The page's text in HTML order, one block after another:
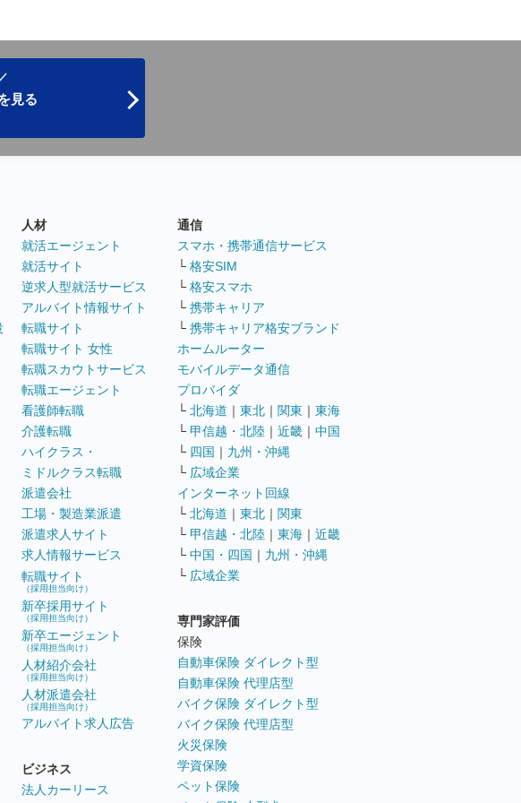
見る
人材
就活エージェント
就活サイト
逆求人型就活サービス
アルバイト情報サイト
転職サイト
転職サイト 女性
転職スカウトサービス
転職エージェント
看護師転職
介護転職
ハイクラス・
ミドルクラス転職
派遣会社
工場・製造業派遣
派遣求人サイト
求人情報サービス
転職サイト
（採用担当向け）
新卒採用サイト
（採用担当向け）
新卒エージェント
（採用担当向け）
人材紹介会社
（採用担当向け）
人材派遣会社
（採用担当向け）
アルバイト求人広告
ビジネス
法人カーリース
通信
スマホ・携帯通信サービス
└ 格安SIM
└ 格安スマホ
└ 携帯キャリア
└ 携帯キャリア格安ブランド
ホームルーター
モバイルデータ通信
プロバイダ
└ 北海道 ｜ 東北 ｜ 関東 ｜ 東海
└ 甲信越・北陸 ｜ 近畿 ｜ 中国
└ 四国 ｜ 九州・沖縄
└ 広域企業
インターネット回線
└ 北海道 ｜ 東北 ｜ 関東
└ 甲信越・北陸 ｜ 東海 ｜ 近畿
└ 中国・四国 ｜ 九州・沖縄
└ 広域企業
専門家評価
保険
自動車保険 ダイレクト型
自動車保険 代理店型
バイク保険 ダイレクト型
バイク保険 代理店型
火災保険
学資保険
ペット保険